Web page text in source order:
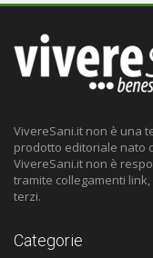
VivereSani.it non è una
prodotto editoriale nato
VivereSani.it non è
tramite collegamenti
terzi.
Categorie